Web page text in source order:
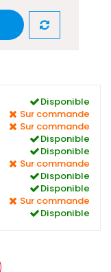
Disponible
Sur commande
Sur commande
Disponible
Disponible
Sur commande
Disponible
Disponible
Sur commande
Disponible